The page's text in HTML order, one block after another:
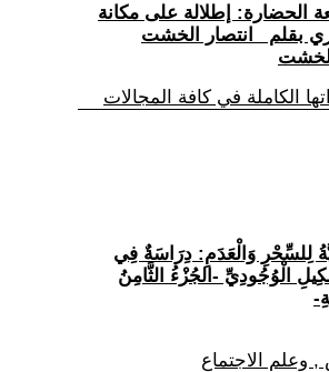
الحضارة: إطلالة على مكانة
بقلم _انتصار الخشت
الكاملة في كافة المجالات
لِلسِّحْرِ وَالْعَدَمِ: دِرَاسَةٌ فِي
الْوُجُودِيِّ -الجُزْءُ الثَّامِنُ
وعلم الاجتماع